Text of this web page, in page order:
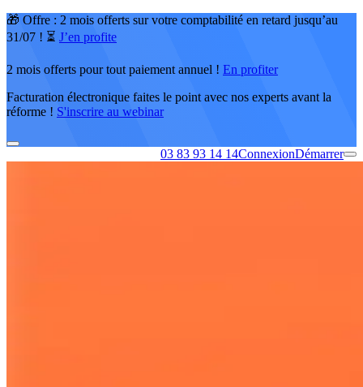
🎁 Offre : 2 mois offerts sur votre comptabilité en retard jusqu’au
31/07 ! ⏳ J’en profite
2 mois offerts pour tout paiement annuel ! En profiter
Facturation électronique faites le point avec nos experts avant la
réforme ! S'inscrire au webinar
03 83 93 14 14ConnexionDémarrer